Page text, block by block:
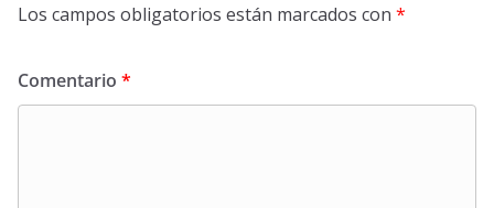
Los campos obligatorios están marcados con *
Comentario *